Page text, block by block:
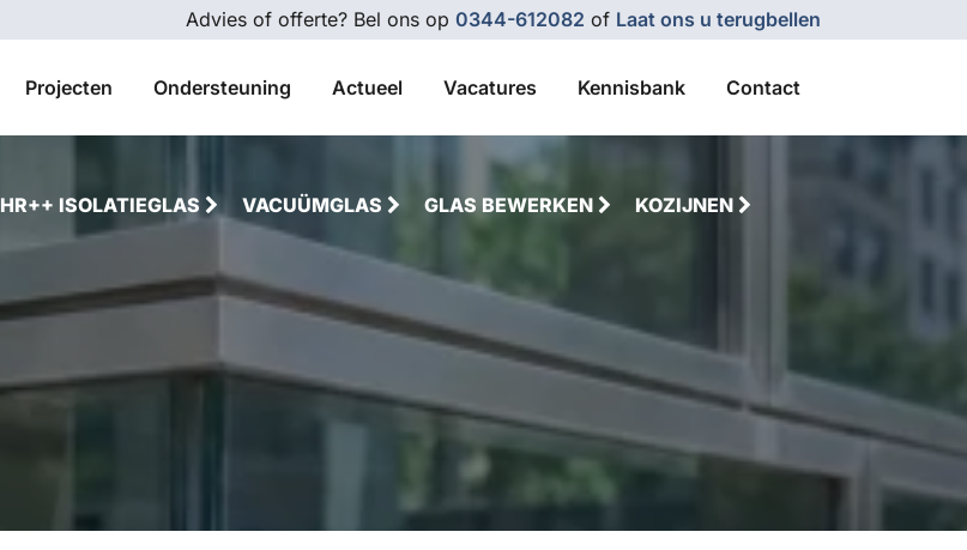
Advies of offerte? Bel ons op 0344-612082 of Laat ons u terugbellen
Projecten Ondersteuning Actueel Vacatures Kennisbank Contact
HR++ ISOLATIEGLAS VACUÜMGLAS GLAS BEWERKEN KOZIJNEN